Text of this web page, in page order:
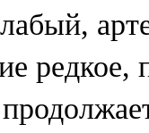
редкое,